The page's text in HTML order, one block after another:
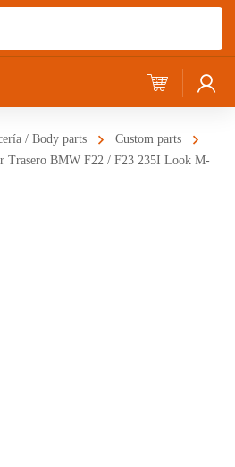
/ Body parts
Custom parts
Trasero BMW F22 / F23 235I Look M-